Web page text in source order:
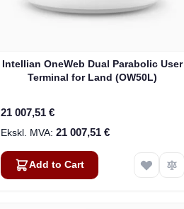
Intellian OneWeb Dual Parabolic User
Terminal for Land (OW50L)
21 007,51 €
21 007,51 €
Add to Cart